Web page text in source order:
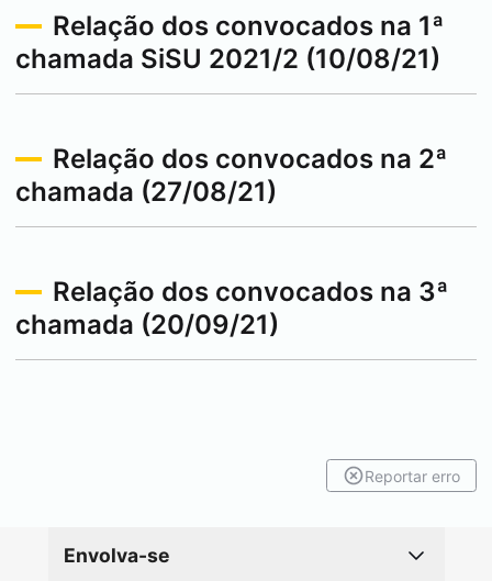
Relação dos convocados na 1ª
chamada SiSU 2021/2 (10/08/21)
Relação dos convocados na 2ª
chamada (27/08/21)
Relação dos convocados na 3ª
chamada (20/09/21)
Reportar erro
Envolva-se